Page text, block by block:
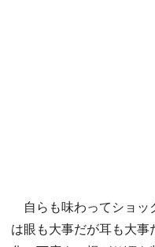
自らも味わってショッ
は眼も大事だが耳も大